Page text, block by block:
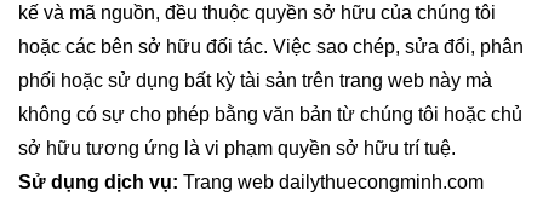
kế và mã nguồn, đều thuộc quyền sở hữu của chúng tôi
hoặc các bên sở hữu đối tác. Việc sao chép, sửa đổi, phân
phối hoặc sử dụng bất kỳ tài sản trên trang web này mà
không có sự cho phép bằng văn bản từ chúng tôi hoặc chủ
sở hữu tương ứng là vi phạm quyền sở hữu trí tuệ.
Sử dụng dịch vụ: Trang web dailythuecongminh.com